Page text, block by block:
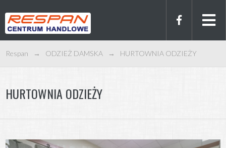
Respan → ODZIEŻ DAMSKA → HURTOWNIA ODZIEŻY
HURTOWNIA ODZIEŻY